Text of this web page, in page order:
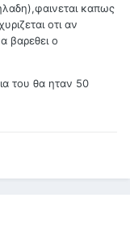
καπως
οτι αν
βαρεθει ο
του θα ηταν 50